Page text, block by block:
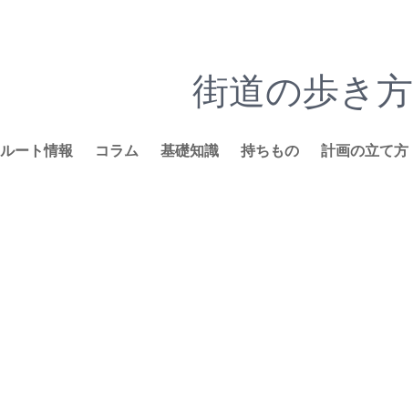
街道の歩き方
ルート情報 コラム 基礎知識 持ちもの 計画の立て方